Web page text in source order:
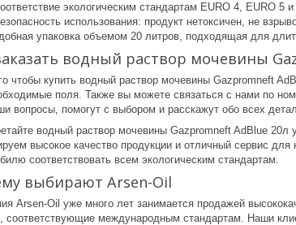
экологическим стандартам EURO 4, EURO 5
использования: продукт нетоксичен, не
упаковка объемом 20 литров, подходящая для
водный раствор мочевины
чтобы купить водный раствор мочевины Gazpromneft
поля. Также вы можете связаться с нами по
вопросы, помогут с выбором и расскажут обо всех
водный раствор мочевины Gazpromneft AdBlue
высокое качество продукции и отличный сервис
соответствовать всем экологическим стандартам.
выбирают Arsen-Oil
Arsen-Oil уже много лет занимается продажей
соответствующие международным стандартам. Наши